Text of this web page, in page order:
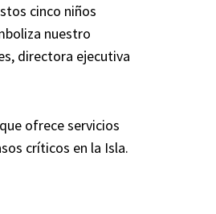
cinco niños
nuestro
directora ejecutiva
ofrece servicios
críticos en la Isla.